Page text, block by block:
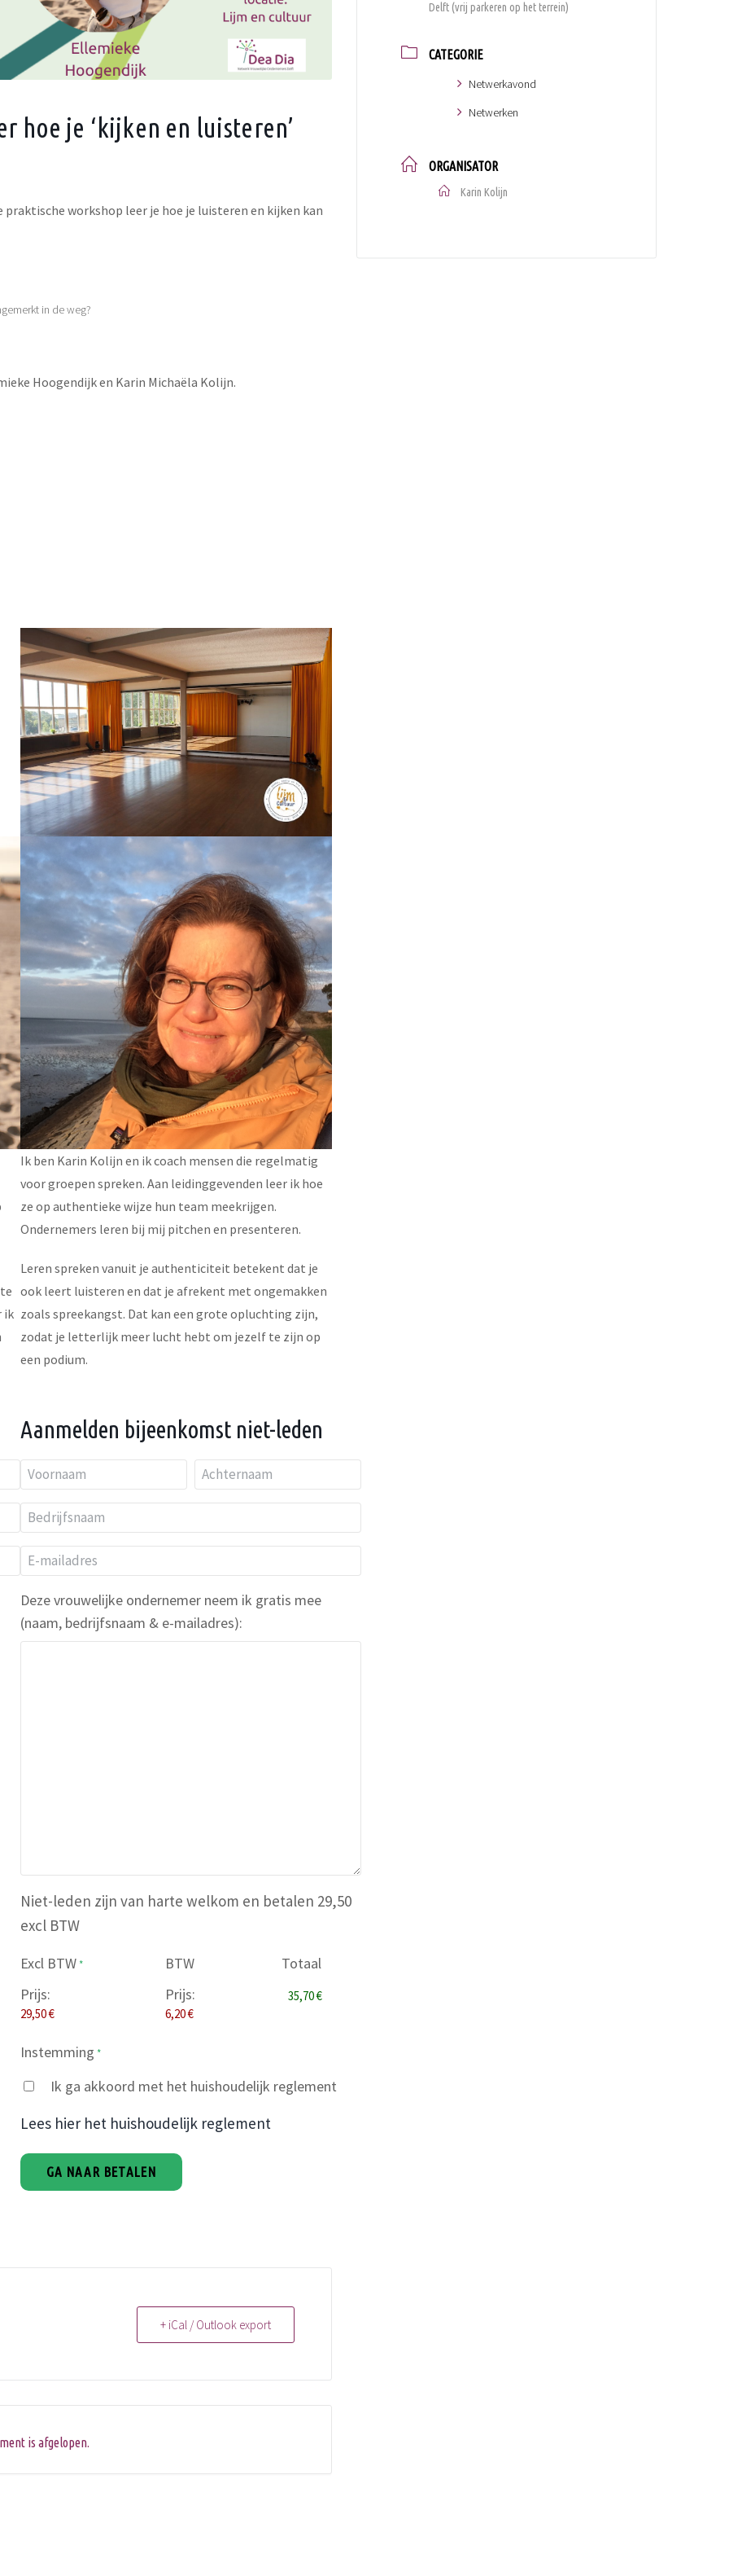
hoe je ‘kijken en luisteren’
workshop leer je hoe je luisteren en kijken kan
in de weg?
Hoogendijk en Karin Michaëla Kolijn.
ik
Ik ben Karin Kolijn en ik coach mensen die regelmatig
voor groepen spreken. Aan leidinggevenden leer ik hoe
ze op authentieke wijze hun team meekrijgen.
Ondernemers leren bij mij pitchen en presenteren.
Leren spreken vanuit je authenticiteit betekent dat je
ook leert luisteren en dat je afrekent met ongemakken
zoals spreekangst. Dat kan een grote opluchting zijn,
zodat je letterlijk meer lucht hebt om jezelf te zijn op
een podium.
Aanmelden bijeenkomst niet-leden
N
a
a
m
Voornaam Achternaam
e
r
i
j
-
m
a
i
Deze vrouwelijke ondernemer neem ik gratis mee
(naam, bedrijfsnaam & e-mailadres):
Niet-leden zijn van harte welkom en betalen 29,50
excl BTW
Excl BTW *
Prijs:
BTW
Prijs:
Totaal
Instemming *
Ik ga akkoord met het huishoudelijk reglement
Lees hier het huishoudelijk reglement
+ iCal / Outlook export
is afgelopen.
Delft (vrij parkeren op het terrein)
CATEGORIE
Netwerkavond
Netwerken
ORGANISATOR
Karin Kolijn